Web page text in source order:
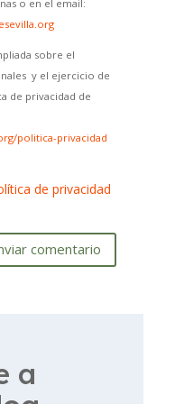
o en el email:
sobre el
y el ejercicio de
de privacidad de
politica-privacidad
de privacidad
comentario
a